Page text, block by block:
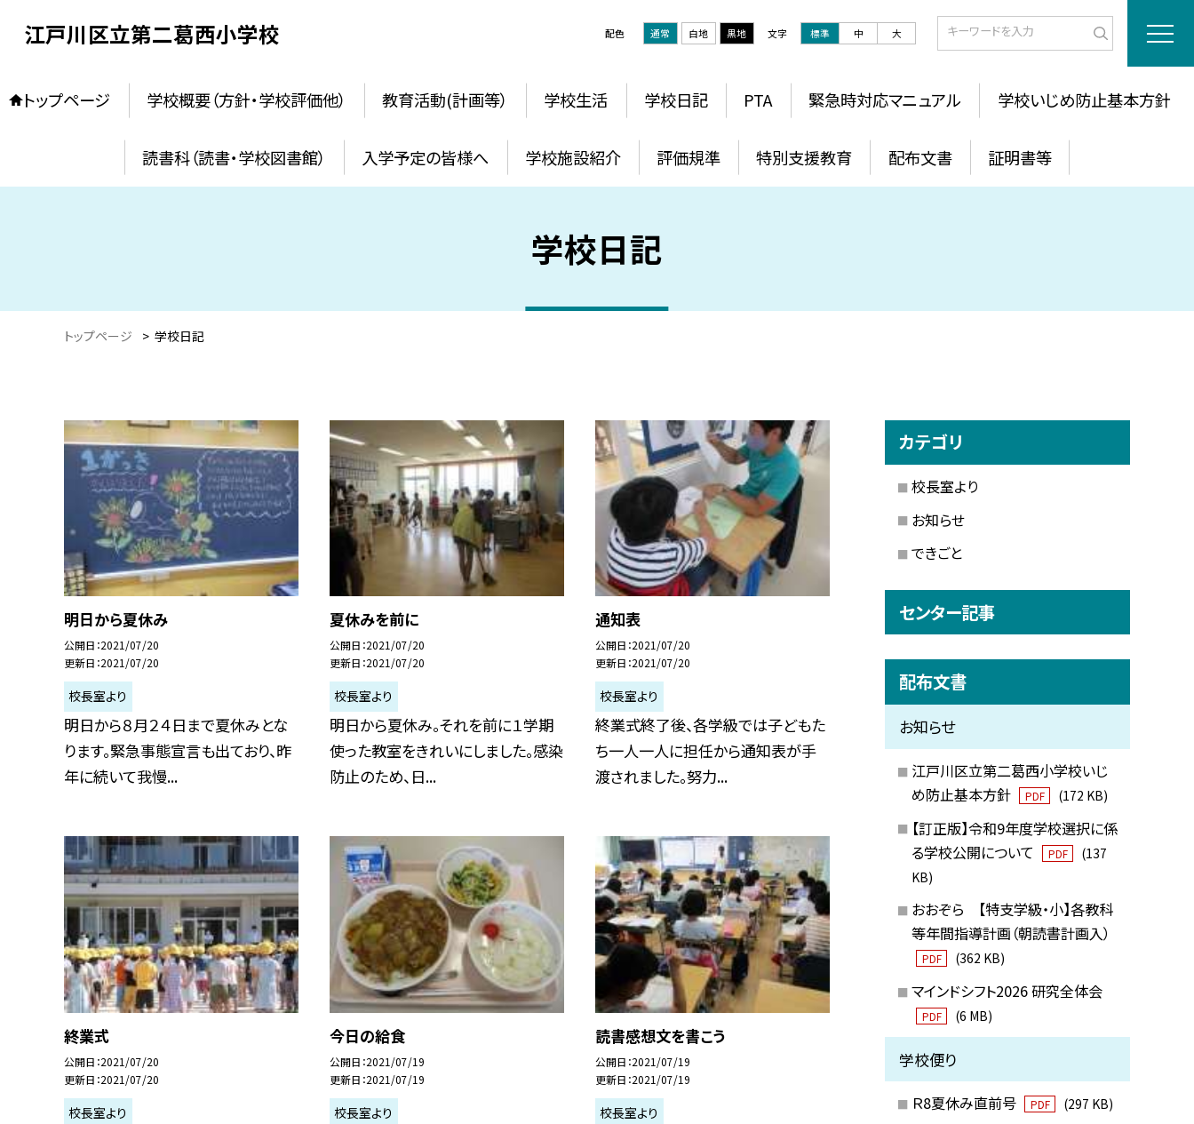
江戸川区立第二葛西小学校 配色 通常 白地 黒地 文字 標準 中 大
トップページ 学校概要（方針・学校評価他） 教育活動(計画等） 学校生活 学校日記 PTA 緊急時対応マニュアル 学校いじめ防止基本方針
読書科（読書・学校図書館） 入学予定の皆様へ 学校施設紹介 評価規準 特別支援教育 配布文書 証明書等
学校日記
トップページ > 学校日記
明日から夏休み
公開日 2021/07/20
更新日 2021/07/20
校長室より
明日から８月２４日まで夏休みとな
ります。緊急事態宣言も出ており、昨
年に続いて我慢...
夏休みを前に
公開日 2021/07/20
更新日 2021/07/20
校長室より
明日から夏休み。それを前に１学期
使った教室をきれいにしました。感染
防止のため、日...
通知表
公開日 2021/07/20
更新日 2021/07/20
校長室より
終業式終了後、各学級では子どもた
ち一人一人に担任から通知表が手
渡されました。努力...
終業式
公開日 2021/07/20
更新日 2021/07/20
校長室より
今日の給食
公開日 2021/07/19
更新日 2021/07/19
校長室より
読書感想文を書こう
公開日 2021/07/19
更新日 2021/07/19
校長室より
カテゴリ
校長室より
お知らせ
できごと
センター記事
配布文書
お知らせ
江戸川区立第二葛西小学校いじ
め防止基本方針
PDF (172 KB)
【訂正版】令和9年度学校選択に係
る学校公開について
PDF
(137
KB)
おおぞら 【特支学級・小】各教科
等年間指導計画（朝読書計画入）
PDF (362 KB)
マインドシフト2026 研究全体会
PDF (6 MB)
学校便り
Ｒ8夏休み直前号 PDF (297 KB)